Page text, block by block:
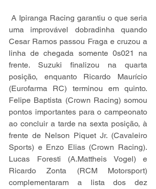
uma improvável dobradinha quando
Cesar Ramos passou Fraga e cruzou a
linha de chegada somente 0s021 na
frente. Suzuki finalizou na quarta
posição, enquanto Ricardo Maurício
(Eurofarma RC) terminou em quinto.
Felipe Baptista (Crown Racing) somou
pontos importantes para o campeonato
ao concluir a tarde na sexta posição, à
frente de Nelson Piquet Jr. (Cavaleiro
Sports) e Enzo Elias (Crown Racing).
Lucas Foresti (A.Mattheis Vogel) e
Ricardo Zonta (RCM Motorsport)
complementaram a lista dos dez